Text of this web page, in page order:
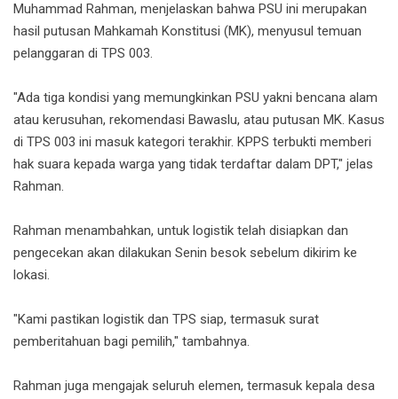
Muhammad Rahman, menjelaskan bahwa PSU ini merupakan
hasil putusan Mahkamah Konstitusi (MK), menyusul temuan
pelanggaran di TPS 003.
"Ada tiga kondisi yang memungkinkan PSU yakni bencana alam
atau kerusuhan, rekomendasi Bawaslu, atau putusan MK. Kasus
di TPS 003 ini masuk kategori terakhir. KPPS terbukti memberi
hak suara kepada warga yang tidak terdaftar dalam DPT," jelas
Rahman.
Rahman menambahkan, untuk logistik telah disiapkan dan
pengecekan akan dilakukan Senin besok sebelum dikirim ke
lokasi.
"Kami pastikan logistik dan TPS siap, termasuk surat
pemberitahuan bagi pemilih," tambahnya.
Rahman juga mengajak seluruh elemen, termasuk kepala desa